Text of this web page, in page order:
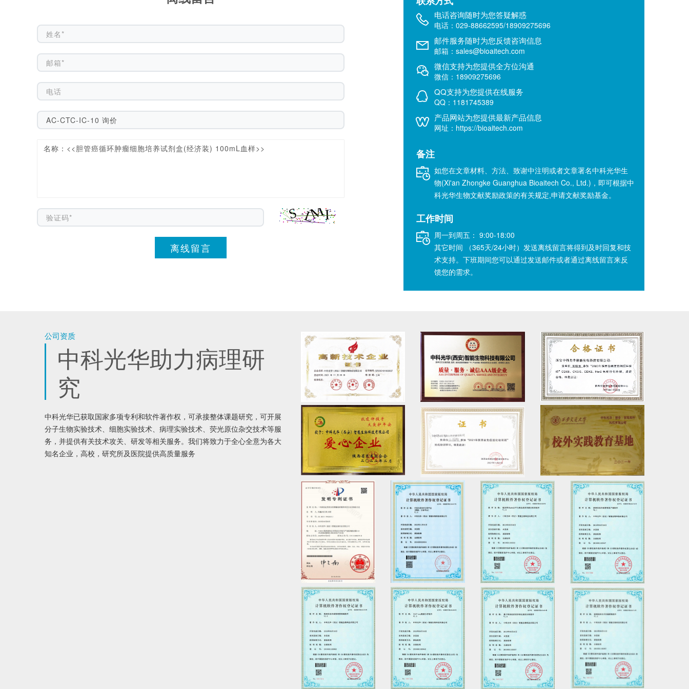
离线留言
电话咨询随时为您答疑解惑
电话：029-88662595/18909275696
邮件服务随时为您反馈咨询信息
邮箱：sales@bioaitech.com
微信支持为您提供全方位沟通
微信：18909275696
QQ支持为您提供在线服务
QQ：1181745389
产品网站为您提供最新产品信息
网址：https://bioaitech.com
备注
如您在文章材料、方法、致谢中注明或者文章署名中科光华生
物(Xi'an Zhongke Guanghua Bioaitech Co., Ltd.)，即可根据中
科光华生物文献奖励政策的有关规定,申请文献奖励基金。
工作时间
周一到周五： 9:00-18:00
其它时间 （365天/24小时）发送离线留言将得到及时回复和技
术支持。下班期间您可以通过发送邮件或者通过离线留言来反
馈您的需求。
公司资质
中科光华助力病理研
究
中科光华已获取国家多项专利和软件著作权，可承接整体课题研究，可开展
分子生物实验技术、细胞实验技术、病理实验技术、荧光原位杂交技术等服
务，并提供有关技术攻关、研发等相关服务。我们将致力于全心全意为各大
知名企业，高校，研究所及医院提供高质量服务